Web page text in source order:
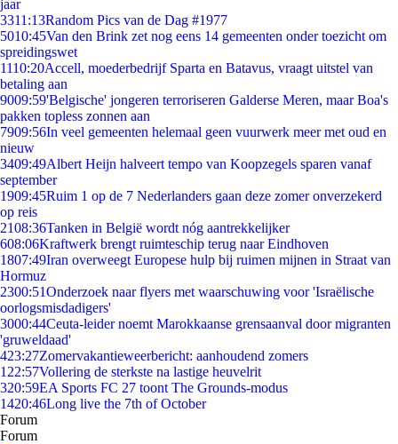
jaar
3311:13Random Pics van de Dag #1977
5010:45Van den Brink zet nog eens 14 gemeenten onder toezicht om
spreidingswet
1110:20Accell, moederbedrijf Sparta en Batavus, vraagt uitstel van
betaling aan
9009:59'Belgische' jongeren terroriseren Galderse Meren, maar Boa's
pakken topless zonnen aan
7909:56In veel gemeenten helemaal geen vuurwerk meer met oud en
nieuw
3409:49Albert Heijn halveert tempo van Koopzegels sparen vanaf
september
1909:45Ruim 1 op de 7 Nederlanders gaan deze zomer onverzekerd
op reis
2108:36Tanken in België wordt nóg aantrekkelijker
608:06Kraftwerk brengt ruimteschip terug naar Eindhoven
1807:49Iran overweegt Europese hulp bij ruimen mijnen in Straat van
Hormuz
2300:51Onderzoek naar flyers met waarschuwing voor 'Israëlische
oorlogsmisdadigers'
3000:44Ceuta-leider noemt Marokkaanse grensaanval door migranten
'gruweldaad'
423:27Zomervakantieweerbericht: aanhoudend zomers
1 22:57Vollering de sterkste na lastige heuvelrit
320:59EA Sports FC 27 toont The Grounds-modus
1420:46Long live the 7th of October
Forum
Forum